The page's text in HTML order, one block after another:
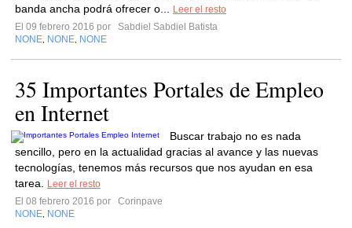
banda ancha podrá ofrecer o...
Leer el resto
El 09 febrero 2016 por
Sabdiel Sabdiel Batista
NONE NONE NONE
35 Importantes Portales de Empleo
en Internet
Buscar trabajo no es nada
sencillo, pero en la actualidad gracias al avance y las nuevas
tecnologías, tenemos más recursos que nos ayudan en esa
tarea.
Leer el resto
El 08 febrero 2016 por
Corinpave
NONE NONE